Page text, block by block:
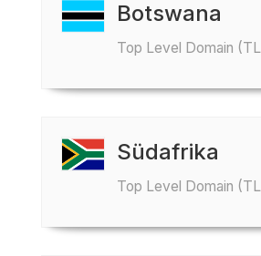
Botswana
Top Level Domain
Südafrika
Top Level Domain